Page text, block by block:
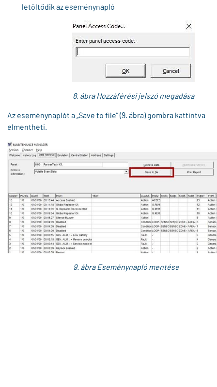
letöltődik az eseménynapló
8. ábra Hozzáférési jelszó megadása
Az eseménynaplót a „Save to file” (9. ábra) gombra kattintva
elmentheti.
9. ábra Eseménynapló mentése